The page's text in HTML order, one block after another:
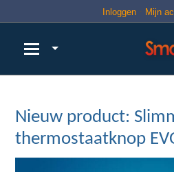
Inloggen Mijn
Nieuw product:
thermostaatknop